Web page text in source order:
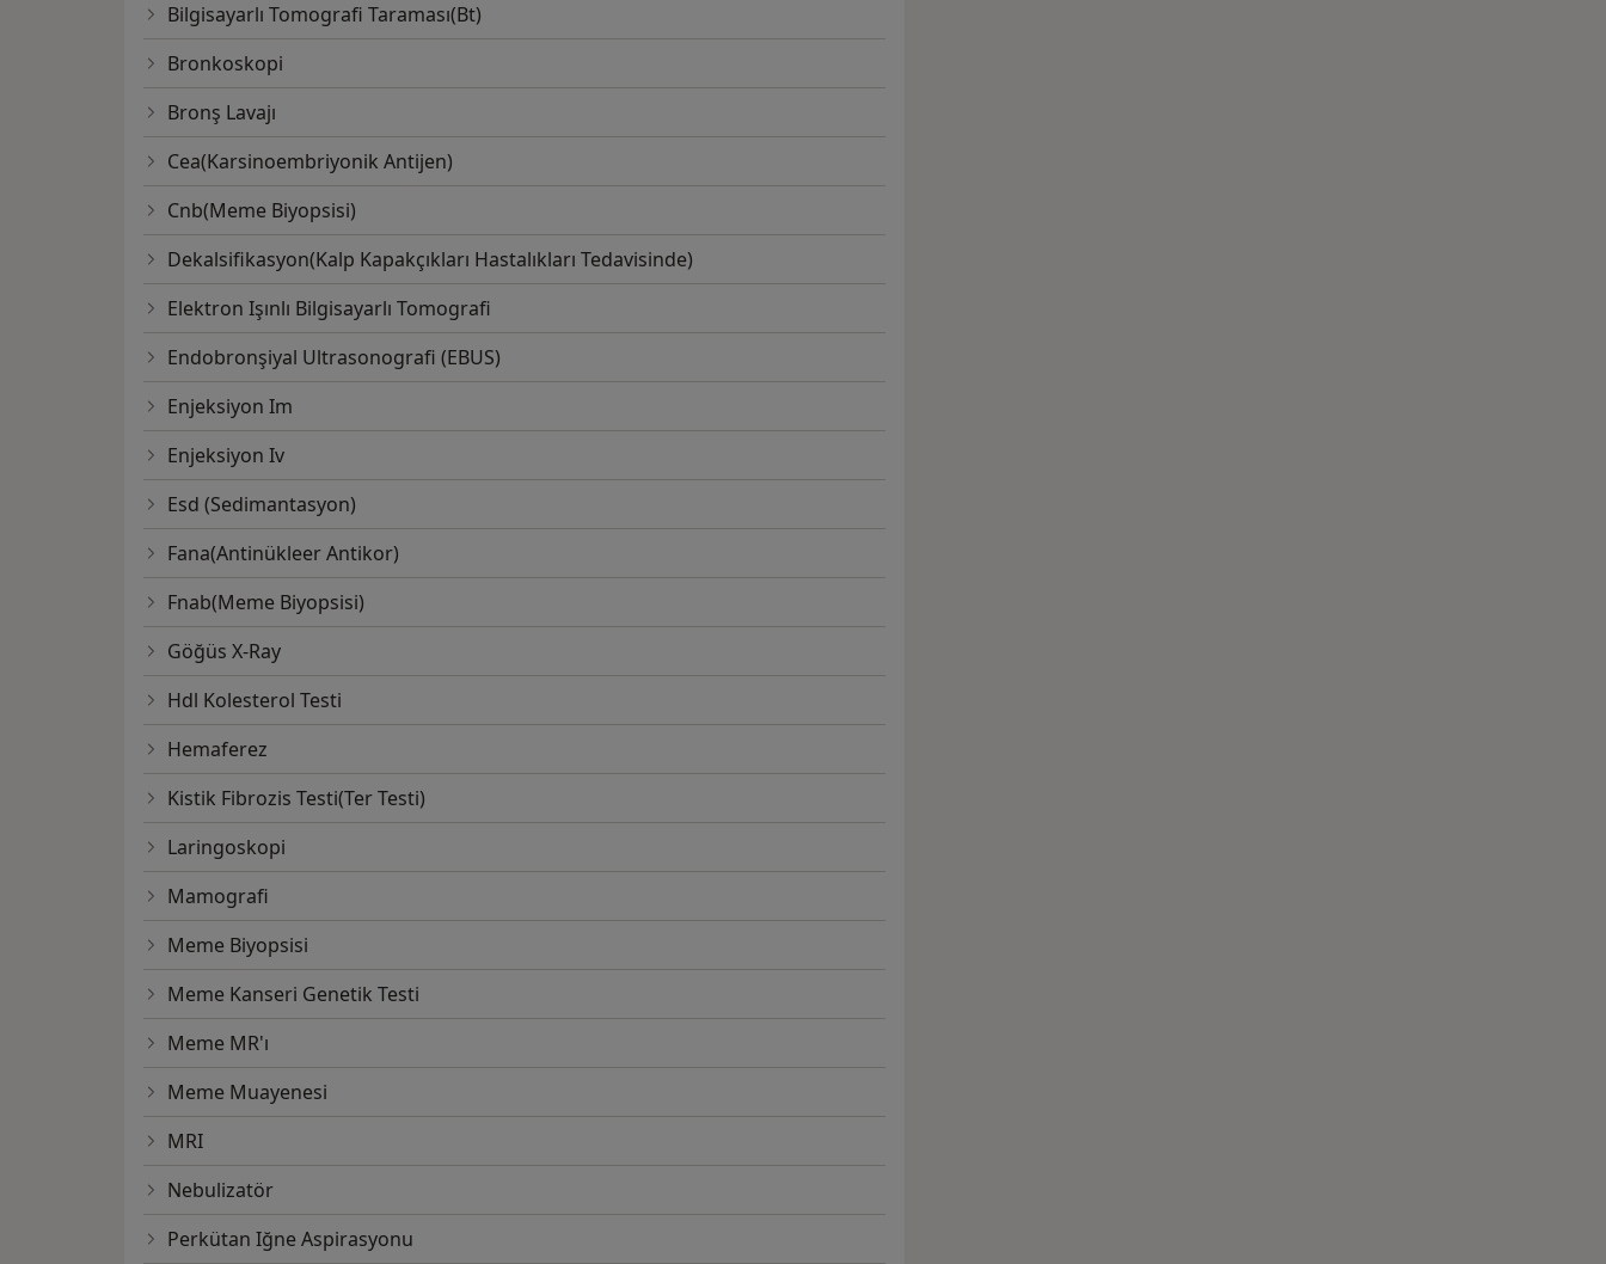
Bilgisayarlı Tomografi Taraması(Bt)
Bronkoskopi
Bronş Lavajı
Cea(Karsinoembriyonik Antijen)
Cnb(Meme Biyopsisi)
Dekalsifikasyon(Kalp Kapakçıkları Hastalıkları Tedavisinde)
Elektron Işınlı Bilgisayarlı Tomografi
Endobronşiyal Ultrasonografi (EBUS)
Enjeksiyon Im
Enjeksiyon Iv
Esd (Sedimantasyon)
Fana(Antinükleer Antikor)
Fnab(Meme Biyopsisi)
Göğüs X-Ray
Hdl Kolesterol Testi
Hemaferez
Kistik Fibrozis Testi(Ter Testi)
Laringoskopi
Mamografi
Meme Biyopsisi
Meme Kanseri Genetik Testi
Meme MR'ı
Meme Muayenesi
MRI
Nebulizatör
Perkütan Iğne Aspirasyonu